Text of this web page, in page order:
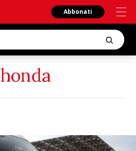
Abbonati
honda